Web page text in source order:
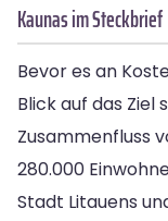
Kaunas im Steckbrief
Bevor es an
Blick auf das Ziel
Zusammenfluss
280.000
Stadt Litauens